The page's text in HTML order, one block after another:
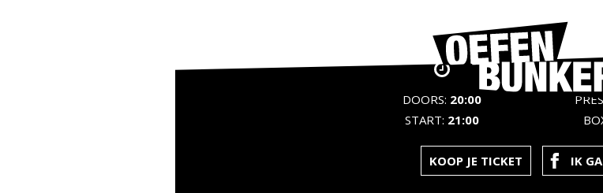
DOORS: 20:00
START: 21:00
KOOP JE TICKET IK